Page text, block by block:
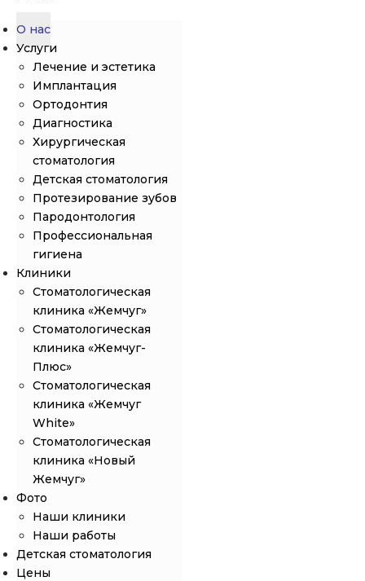
О нас
Услуги
Лечение и эстетика
Имплантация
Ортодонтия
Диагностика
Хирургическая
стоматология
Детская стоматология
Протезирование зубов
Пародонтология
Профессиональная
гигиена
Клиники
Стоматологическая
клиника «Жемчуг»
Стоматологическая
клиника «Жемчуг-
Плюс»
Стоматологическая
клиника «Жемчуг
White»
Стоматологическая
клиника «Новый
Жемчуг»
Фото
Наши клиники
Наши работы
Детская стоматология
Цены